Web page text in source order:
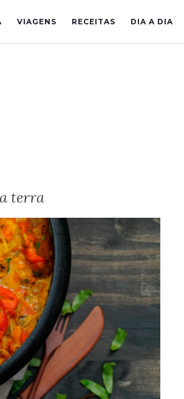
VIAGENS RECEITAS DIA A DIA
terra